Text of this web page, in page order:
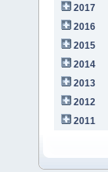
2017
2016
2015
2014
2013
2012
2011